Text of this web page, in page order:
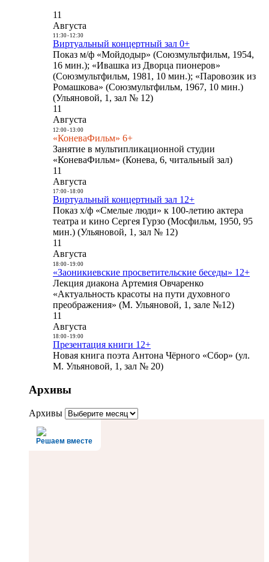
11
Августа
11:30- 12:30
Виртуальный концертный зал 0+
Показ м/ф «Мойдодыр» (Союзмультфильм, 1954,
16 мин.); «Ивашка из Дворца пионеров»
(Союзмультфильм, 1981, 10 мин.); «Паровозик из
Ромашкова» (Союзмультфильм, 1967, 10 мин.)
(Ульяновой, 1, зал № 12)
11
Августа
12:00- 13:00
«КоневаФильм» 6+
Занятие в мультипликационной студии
«КоневаФильм» (Конева, 6, читальный зал)
11
Августа
17:00- 18:00
Виртуальный концертный зал 12+
Показ х/ф «Смелые люди» к 100-летию актера
театра и кино Сергея Гурзо (Мосфильм, 1950, 95
мин.) (Ульяновой, 1, зал № 12)
11
Августа
18:00- 19:00
«Заоникиевские просветительские беседы» 12+
Лекция диакона Артемия Овчаренко
«Актуальность красоты на пути духовного
преображения» (М. Ульяновой, 1, зале №12)
11
Августа
18:00- 19:00
Презентация книги 12+
Новая книга поэта Антона Чёрного «Сбор» (ул.
М. Ульяновой, 1, зал № 20)
Архивы
Архивы
Решаем вместе